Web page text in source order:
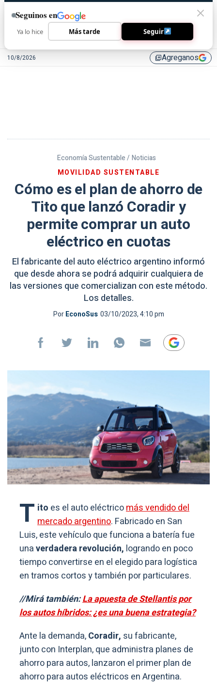
10/8/2026 library_addAgreganos
Economía Sustentable / Noticias
MOVILIDAD SUSTENTABLE
Cómo es el plan de ahorro de
Tito que lanzó Coradir y
permite comprar un auto
eléctrico en cuotas
El fabricante del auto eléctrico argentino informó
que desde ahora se podrá adquirir cualquiera de
las versiones que comercializan con este método.
Los detalles.
PorEconoSus 03/10/2023, 4:10 pm
T ito es el auto eléctricomás vendido del
mercado argentino. Fabricado en San
Luis, este vehículo que funciona a batería fue
unaverdadera revolución, logrando en poco
tiempo convertirse en el elegido para logística
en tramos cortos y también por particulares.
//Mirá también:La apuesta de Stellantis por
los autos híbridos: ¿es una buena estrategia?
Ante la demanda,Coradir, su fabricante,
junto con Interplan, que administra planes de
ahorro para autos, lanzaron el primer plan de
ahorro para autos eléctricos en Argentina.
Seguinos en
Ya lo hice Más tarde Seguir